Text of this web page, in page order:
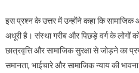
इस प्रश्न के उत्तर में उन्होंने कहा कि सामाजिक
अधूरी है। संस्था गरीब और पिछड़े वर्ग के लोगों
छात्रवृत्ति और सामाजिक सुरक्षा से जोड़ने का
समानता, भाईचारे और सामाजिक न्याय की